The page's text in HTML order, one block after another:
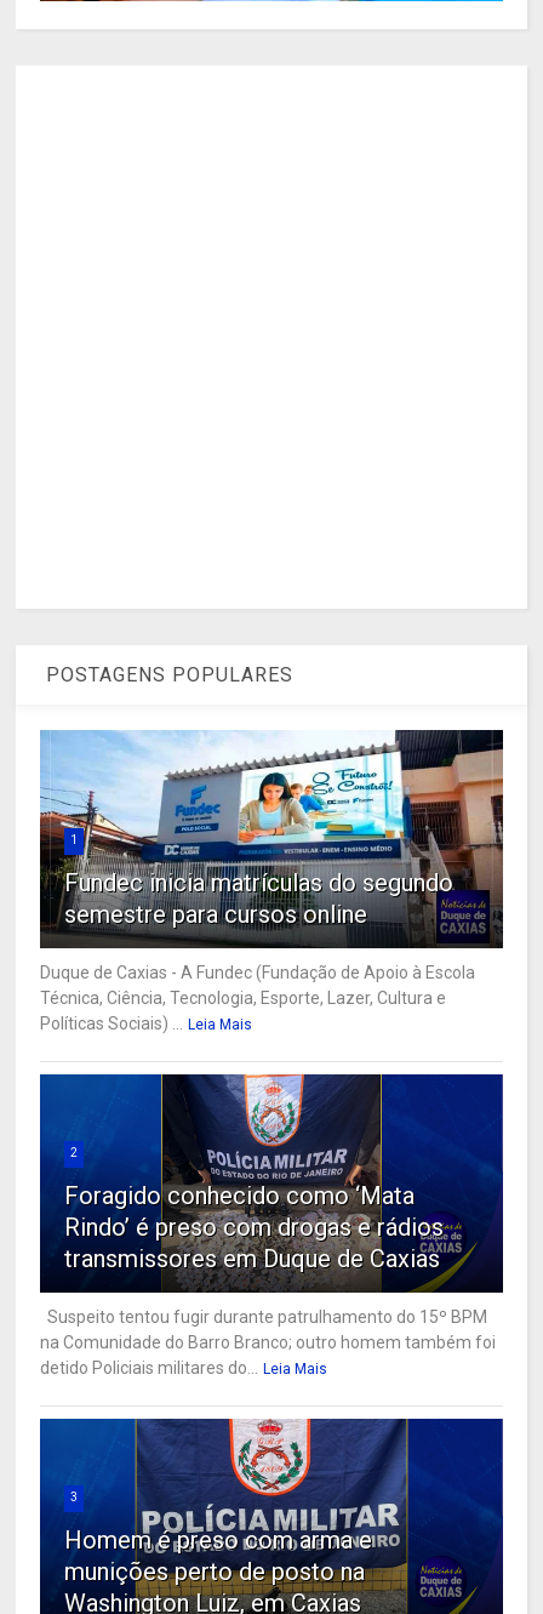
POSTAGENS POPULARES
1
Fundec inicia matrículas do segundo
semestre para cursos online
Duque de Caxias - A Fundec (Fundação de Apoio à Escola
Técnica, Ciência, Tecnologia, Esporte, Lazer, Cultura e
Políticas Sociais) ...
Leia Mais
2
Foragido conhecido como ‘Mata
Rindo’ é preso com drogas e rádios
transmissores em Duque de Caxias
Suspeito tentou fugir durante patrulhamento do 15º BPM
na Comunidade do Barro Branco; outro homem também foi
detido Policiais militares do...
Leia Mais
3
Homem é preso com arma e
munições perto de posto na
Washington Luiz, em Caxias